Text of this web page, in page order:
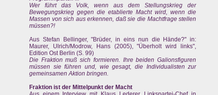
Wer führt das Volk, wenn aus dem Stellungskrieg der
Bewegungskrieg gegen die etablierte Macht wird, wenn die
Massen von sich aus erkennen, daß sie die Machtfrage stellen
müssen?!
Aus Stefan Bellinger, "Brüder, in eins nun die Hände?" in:
Maurer, Ulrich/Modrow, Hans (2005), "Überholt wird links",
Edition Ost Berlin (S. 99)
Die Fraktion muß sich formieren. Ihre beiden Galionsfiguren
müssen sie führen und, wie gesagt, die Individualisten zur
gemeinsamen Aktion bringen.
Fraktion ist der Mittelpunkt der Macht